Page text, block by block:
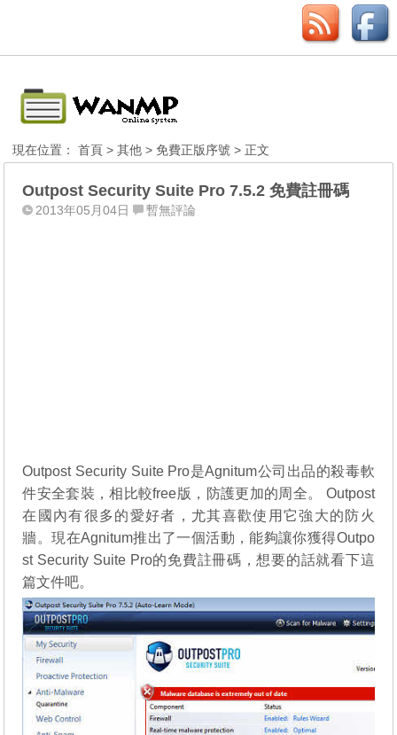
現在位置：首頁 >其他 >免費正版序號 > 正文
Outpost Security Suite Pro 7.5.2 免費註冊碼
2013年05月04日 暫無評論
Outpost Security Suite Pro是Agnitum公司出品的殺毒軟
件安全套裝，相比較free版，防護更加的周全。 Outpost
在國內有很多的愛好者，尤其喜歡使用它強大的防火
牆。現在Agnitum推出了一個活動，能夠讓你獲得Outpo
st Security Suite Pro的免費註冊碼，想要的話就看下這
篇文件吧。